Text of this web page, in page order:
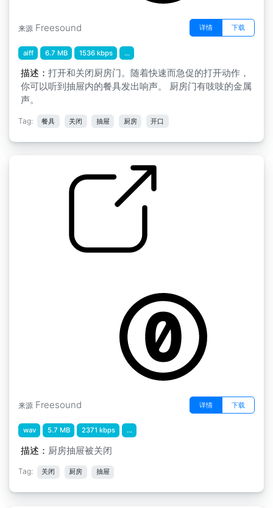
来源 Freesound 详情 下载
aiff 6.7 MB 1536 kbps ...
描述： 打开和关闭厨房门。随着快速而急促的打开动作，
你可以听到抽屉内的餐具发出响声。 厨房门有吱吱的金属
声。
Tag: 餐具 关闭 抽屉 厨房 开口
来源 Freesound 详情 下载
wav 5.7 MB 2371 kbps ...
描述： 厨房抽屉被关闭
Tag: 关闭 厨房 抽屉